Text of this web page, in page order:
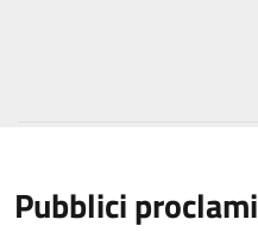
Pubblici proclami